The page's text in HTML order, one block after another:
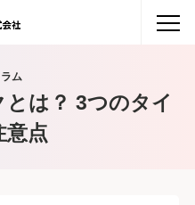
ム
は？ 3つのタイ
意点